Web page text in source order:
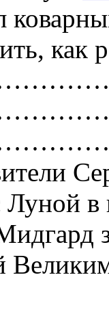
как
Луной в